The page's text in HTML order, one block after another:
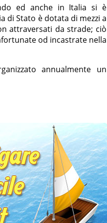
ed anche in Italia si è
di Stato è dotata di mezzi a
attraversati da strade; ciò
od incastrate nella
annualmente un